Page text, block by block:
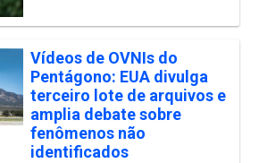
Vídeos de OVNIs do
Pentágono: EUA divulga
terceiro lote de arquivos e
amplia debate sobre
fenômenos não
identificados